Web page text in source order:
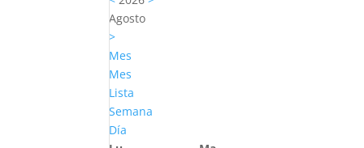
Agosto
>
Mes
Mes
Lista
Semana
Día